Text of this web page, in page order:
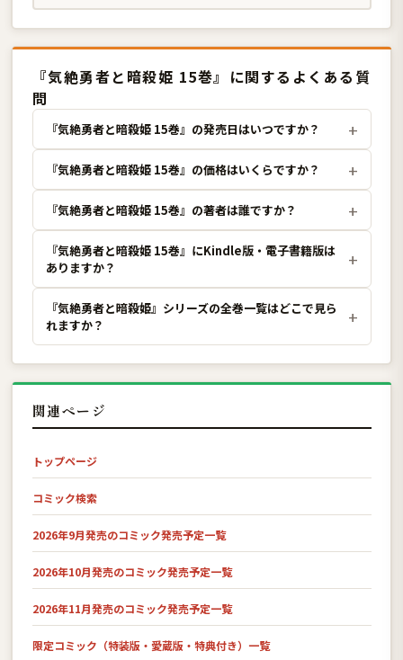
『気絶勇者と暗殺姫 15巻』に関するよくある質
問
『気絶勇者と暗殺姫 15巻』の発売日はいつですか？
『気絶勇者と暗殺姫 15巻』の価格はいくらですか？
『気絶勇者と暗殺姫 15巻』の著者は誰ですか？
『気絶勇者と暗殺姫 15巻』にKindle版・電子書籍版は
ありますか？
『気絶勇者と暗殺姫』シリーズの全巻一覧はどこで見ら
れますか？
関連ページ
トップページ
コミック検索
2026年9月発売のコミック発売予定一覧
2026年10月発売のコミック発売予定一覧
2026年11月発売のコミック発売予定一覧
限定コミック（特装版・愛蔵版・特典付き）一覧